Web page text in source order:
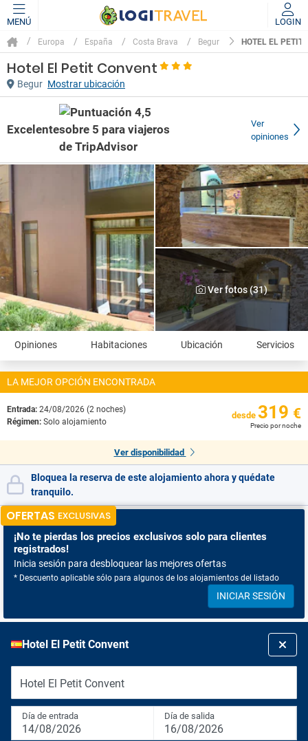
MENÚ LOGIN
Europa España Costa Brava Begur HOTEL EL PETIT
Hotel El Petit Convent
Begur Mostrar ubicación
Excelente
Ver
opiniones
Ver fotos (31)
Opiniones Habitaciones Ubicación Servicios
LA MEJOR OPCIÓN ENCONTRADA
Entrada: 24/08/2026 (2 noches)
Régimen: Solo alojamiento
desde 319 €
Precio por noche
Ver disponibilidad
Bloquea la reserva de este alojamiento ahora y quédate
tranquilo.
OFERTAS EXCLUSIVAS
¡No te pierdas los precios exclusivos solo para clientes
registrados!
Inicia sesión para desbloquear las mejores ofertas
* Descuento aplicable sólo para algunos de los alojamientos del listado
INICIAR SESIÓN
Hotel El Petit Convent
Hotel El Petit Convent
Día de entrada
14/08/2026
Día de salida
16/08/2026